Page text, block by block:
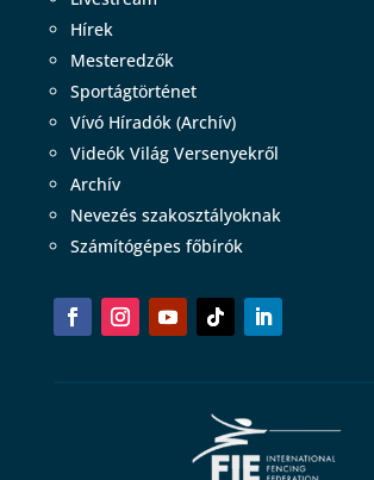
Hírek
Mesteredzők
Sportágtörténet
Vívó Híradók (Archív)
Videók Világ Versenyekről
Archív
Nevezés szakosztályoknak
Számítógépes főbírók